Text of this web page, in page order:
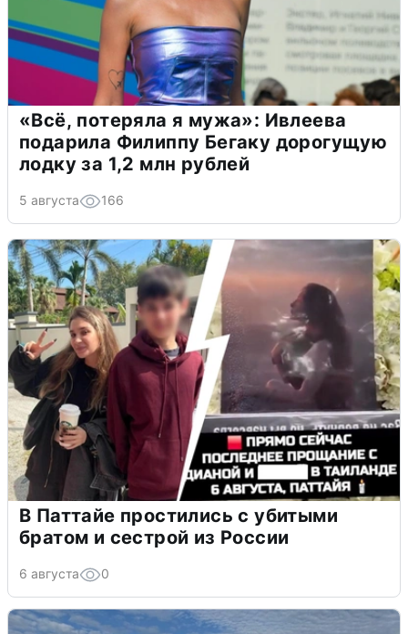
«Всё, потеряла я мужа»: Ивлеева
подарила Филиппу Бегаку дорогущую
лодку за 1,2 млн рублей
5 августа 166
В Паттайе простились с убитыми
братом и сестрой из России
6 августа 0